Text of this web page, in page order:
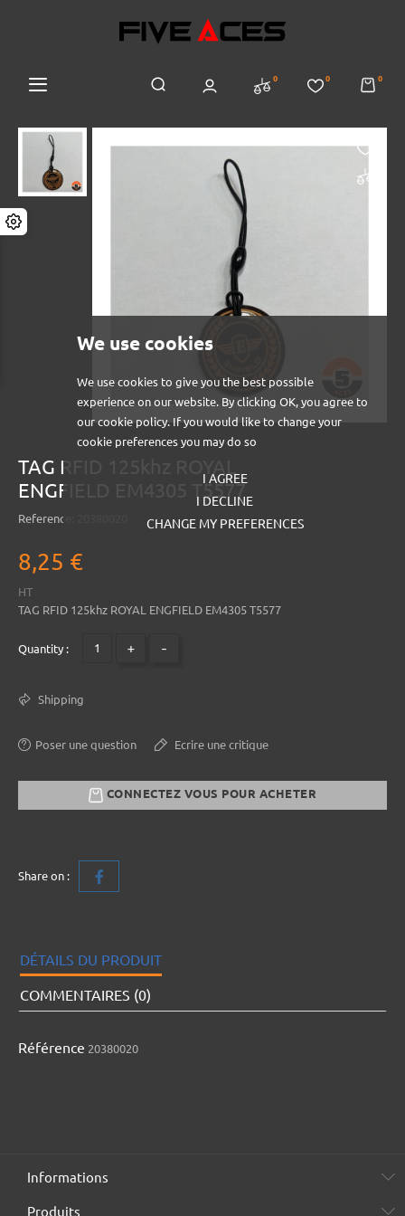
We use cookies
We use cookies to give you the best possible
experience on our website. By clicking OK, you agree to
our cookie policy. If you would like to change your
cookie preferences you may do so
I AGREE
I DECLINE
CHANGE MY PREFERENCES
0 0 0
TAG RFID 125khz ROYAL
ENGFIELD EM4305 T5577
Reference:
8,25 €
HT
TAG RFID 125khz ROYAL ENGFIELD EM4305 T5577
Quantity : + -
Shipping
Poser une question Ecrire une critique
CONNECTEZ VOUS POUR ACHETER
Share on :
DÉTAILS DU PRODUIT
COMMENTAIRES (0)
Référence 20380020
Informations
Produits